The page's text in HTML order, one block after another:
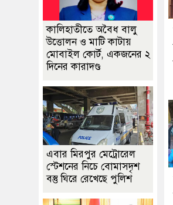
কালিহাতীতে অবৈধ বালু
উত্তোলন ও মাটি কাটায়
মোবাইল কোর্ট, একজনের ২
দিনের কারাদণ্ড
এবার মিরপুর মেট্রোরেল
স্টেশনের নিচে বোমাসদৃশ
বস্তু ঘিরে রেখেছে পুলিশ